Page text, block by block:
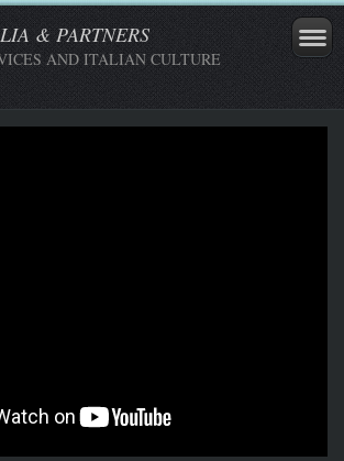
& PARTNERS
AND ITALIAN CULTURE